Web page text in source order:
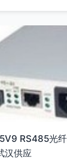
RS485光
汉供应